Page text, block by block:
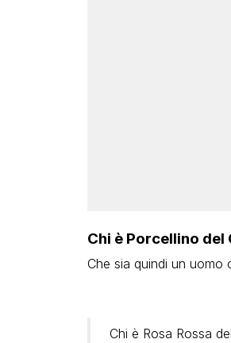
Chi è Porcellino
Che sia quindi un uomo
Chi è Rosa Rossa